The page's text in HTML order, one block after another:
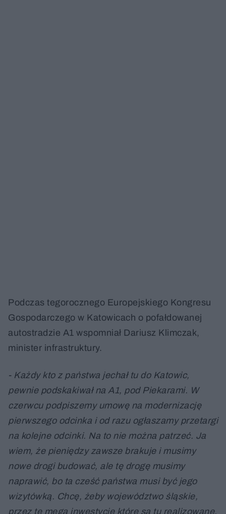
Podczas tegorocznego Europejskiego Kongresu
Gospodarczego w Katowicach o pofałdowanej
autostradzie A1 wspomniał Dariusz Klimczak,
minister infrastruktury.
- Każdy kto z państwa jechał tu do Katowic,
pewnie podskakiwał na A1, pod Piekarami. W
czerwcu podpiszemy umowę na modernizację
pierwszego odcinka i od razu ogłaszamy przetargi
na kolejne odcinki. Na to nie można patrzeć. Ja
wiem, że pieniędzy zawsze brakuje i musimy
nowe drogi budować, ale tę drogę musimy
naprawić, bo ta cześć państwa musi być jego
wizytówką. Chcę, żeby województwo śląskie,
przez te mega inwestycje które są tu realizowane,